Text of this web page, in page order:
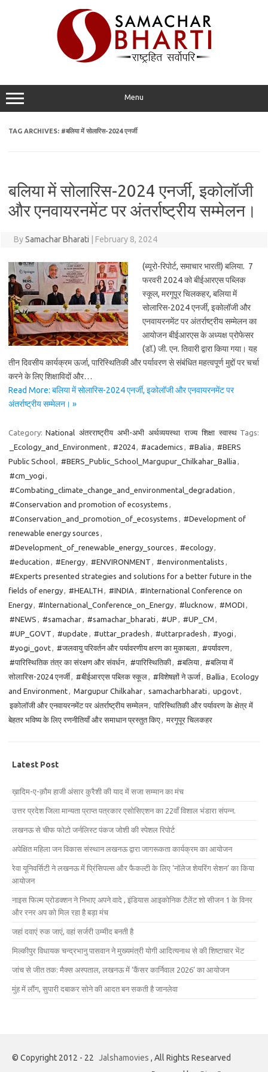
Menu
TAG ARCHIVES: #बलिया में सोलारिस-2024 एनर्जी
बलिया में सोलारिस-2024 एनर्जी, इकोलॉजी
और एनवायरनमेंट पर अंतर्राष्ट्रीय सम्मेलन।
BySamachar Bharati February 8, 2024
(ब्यूरो-रिपोर्ट, समाचार भारती) बलिया. 7
फरवरी 2024 को बीईआरएस पब्लिक
स्कूल, मरगूपूर चिलकहर, बलिया में
सोलारिस-2024 एनर्जी, इकोलॉजी और
एनवायरनमेंट पर अंतर्राष्ट्रीय सम्मेलन का
आयोजन बीईआरएस के अध्यक्ष प्रोफेसर
(डॉ.) जी. एन. तिवारी द्वारा किया गया। यह
तीन दिवसीय कार्यक्रम ऊर्जा, पारिस्थितिकी और पर्यावरण से संबंधित महत्वपूर्ण मुद्दों पर चर्चा
करने के लिए शिक्षाविदों और…
Read More: बलिया में सोलारिस-2024 एनर्जी, इकोलॉजी और एनवायरनमेंट पर
अंतर्राष्ट्रीय सम्मेलन। »
Category: National अंतरराष्ट्रीय अभी-अभी अर्थव्ययस्था राज्य शिक्षा स्वास्थ Tags:
_Ecology_and_Environment, #2024, #academics , #Balia , #BERS
Public School, #BERS_Public_School_Margupur_Chilkahar_Ballia ,
#cm_yogi ,
#Combating_climate_change_and_environmental_degradation ,
#Conservation and promotion of ecosystems ,
#Conservation_and_promotion_of_ecosystems , #Development of
renewable energy sources ,
#Development_of_renewable_energy_sources , #ecology,
#education , #Energy, #ENVIRONMENT , #environmentalists ,
#Experts presented strategies and solutions for a better future in the
fields of energy, #HEALTH , #INDIA , #International Conference on
Energy, #International_Conference_on_Energy, #lucknow, #MODI ,
#NEWS , #samachar, #samachar_bharati , #UP , #UP_CM ,
#UP_GOVT , #update , #uttar_pradesh , #uttarpradesh , #yogi ,
#yogi_govt, #जलवायु परिवर्तन और पर्यावरणीय क्षरण का मुकाबला, #पर्यावरण,
#पारिस्थितिक तंत्र का संरक्षण और संवर्धन, #पारिस्थितिकी, #बलिया, #बलिया में
सोलारिस-2024 एनर्जी, #बीईआरएस पब्लिक स्कूल, #विशेषज्ञों ने ऊर्जा, Ballia , Ecology
and Environment, Margupur Chilkahar, samacharbharati , upgovt,
इकोलॉजी और एनवायरनमेंट पर अंतर्राष्ट्रीय सम्मेलन, पारिस्थितिकी और पर्यावरण के क्षेत्र में
बेहतर भविष्य के लिए रणनीतियाँ और समाधान प्रस्तुत किए, मरगूपूर चिलकहर
Latest Post
ख़ादिम-ए-क़ौम हाजी अंसार कुरैशी की याद में सजा सम्मान का मंच
उत्तर प्रदेश जिला मान्यता प्राप्त पत्रकार एसोसिएशन का 22वाँ विशाल भंडारा संपन्न.
लखनऊ से चीफ फोटो जर्नलिस्ट पंकज जोशी की स्पेशल रिपोर्ट
अपेक्षित महिला जन विकास संस्थान लखनऊ द्वारा जागरूकता कार्यक्रम का आयोजन
रेवा यूनिवर्सिटी ने लखनऊ में प्रिंसिपल्स और फैकल्टी के लिए ‘नॉलेज शेयरिंग सेशन’ का किया
आयोजन
नाइस फिल्म प्रोडक्शन ने निभाए अपने वादे , इंडियास आइकोनिक टैलेंट शो सीजन 1 के विनर
और रनर अप को मिल रहा है बड़ा मंच
जहां दवाएं रुक जाएं, वहां सर्जरी उम्मीद बनती है
मिल्कीपुर विधायक चन्द्रभानु पासवान ने मुख्यमंत्री योगी आदित्यनाथ से की शिष्टाचार भेंट
जांच से जीत तक: मैक्स अस्पताल, लखनऊ में ‘कैंसर कार्निवाल 2026’ का आयोजन
मुंह में लौंग, सुपारी दबाकर सोने की आदत बन सकती है जानलेवा
© Copyright 2012 - 22 Jalshamovies , All Rights Researved